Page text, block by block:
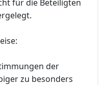
für die Beteiligten
der
zu besonders